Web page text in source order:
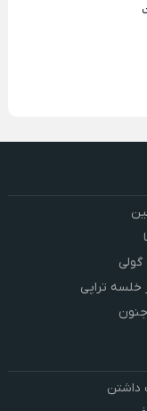
گولی
خلسه تراپی
جنون
داشتن